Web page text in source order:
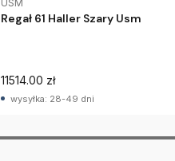
USM
Regał 61 Haller Szary Usm
11514.00 zł
wysyłka: 28-49 dni